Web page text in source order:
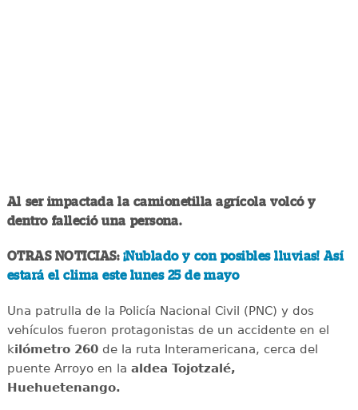
Al ser impactada la camionetilla agrícola volcó y
dentro falleció una persona.
OTRAS NOTICIAS: ¡Nublado y con posibles lluvias! Así
estará el clima este lunes 25 de mayo
Una patrulla de la Policía Nacional Civil (PNC) y dos
vehículos fueron protagonistas de un accidente en el
kilómetro 260de la ruta Interamericana, cerca del
puente Arroyo en la aldea Tojotzalé,
Huehuetenango.